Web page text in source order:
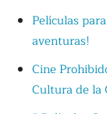
Películas
aventuras!
Cine
Cultura de la